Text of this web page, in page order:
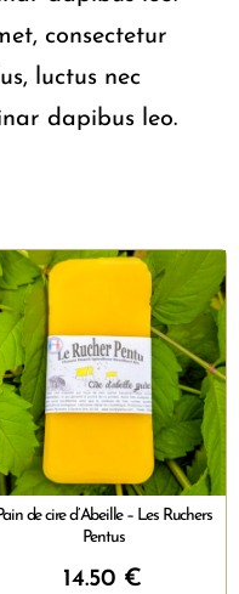
consectetur
luctus nec
dapibus leo.
de cire d’Abeille – Les Ruchers
Pentus
14.50 €